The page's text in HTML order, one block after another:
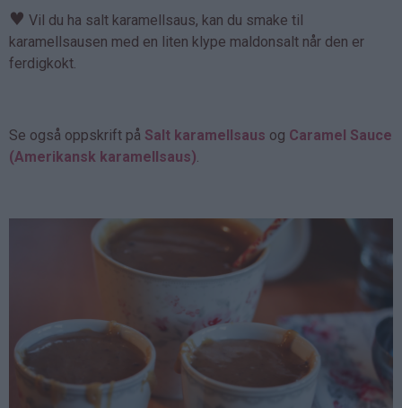
♥ Vil du ha salt karamellsaus, kan du smake til
karamellsausen med en liten klype maldonsalt når den er
ferdigkokt.
Se også oppskrift på Salt karamellsaus og Caramel Sauce
(Amerikansk karamellsaus).